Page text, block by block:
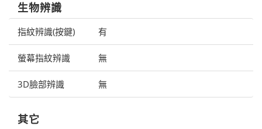
生物辨識
指紋辨識(按鍵) 有
螢幕指紋辨識 無
3D臉部辨識 無
其它